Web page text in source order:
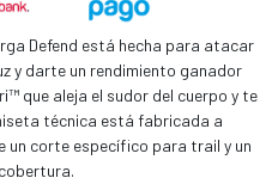
Defend está hecha para atacar
y darte un rendimiento ganador
que aleja el sudor del cuerpo y te
técnica está fabricada a
un corte específico para trail y un